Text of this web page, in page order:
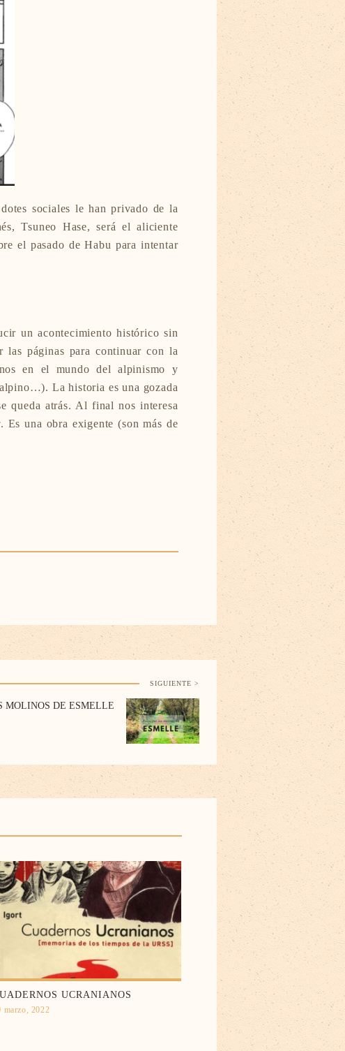
sociales le han privado de la
Tsuneo Hase, será el aliciente
el pasado de Habu para intentar
un acontecimiento histórico sin
páginas para continuar con la
en el mundo del alpinismo y
La historia es una gozada
queda atrás. Al final nos interesa
una obra exigente (son más de
SIGUIENTE >
MOLINOS DE ESMELLE
UCRANIANOS
marzo, 2022